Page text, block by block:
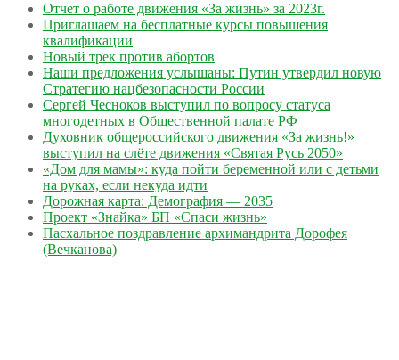
Отчет о работе движения «За жизнь» за 2023г.
Приглашаем на бесплатные курсы повышения
квалификации
Новый трек против абортов
Наши предложения услышаны: Путин утвердил новую
Стратегию нацбезопасности России
Сергей Чесноков выступил по вопросу статуса
многодетных в Общественной палате РФ
Духовник общероссийского движения «За жизнь!»
выступил на слёте движения «Святая Русь 2050»
«Дом для мамы»: куда пойти беременной или с детьми
на руках, если некуда идти
Дорожная карта: Демография — 2035
Проект «Знайка» БП «Спаси жизнь»
Пасхальное поздравление архимандрита Дорофея
(Вечканова)